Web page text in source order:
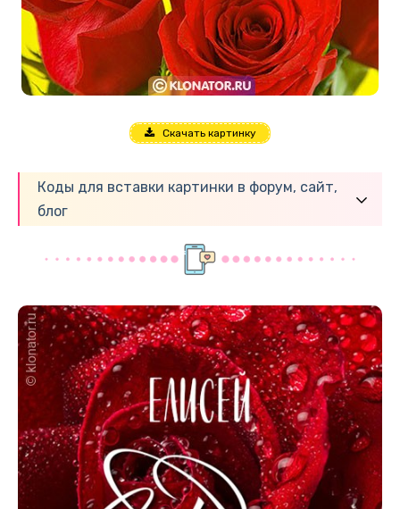
Скачать картинку
Коды для вставки картинки в форум, сайт,
блог